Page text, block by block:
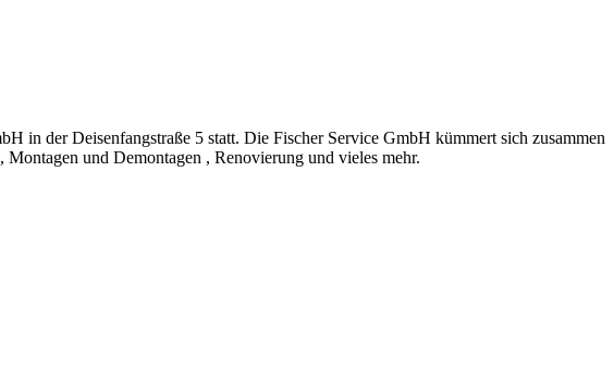
in der Dei­sen­fang­s­tra­ße 5 statt. Die Fischer Ser­vice GmbH küm­mert sich zusam­men
und Demon­ta­gen , Reno­vie­rung und vie­les mehr.